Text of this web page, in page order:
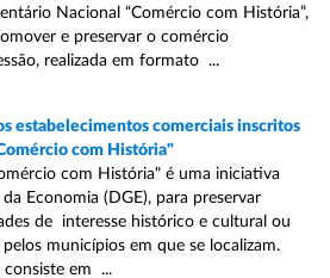
Nacional “Comércio com História”,
e preservar o comércio
realizada em formato ...
estabelecimentos comerciais inscritos
com História"
com História" é uma iniciativa
Economia (DGE), para preservar
de interesse histórico e cultural ou
municípios em que se localizam.
consiste em ...